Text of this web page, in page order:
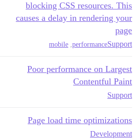
blocking CSS resources. This
causes a delay in rendering your
page
Support
performance
mobile
Poor performance on Largest
Contentful Paint
Support
Page load time optimizations
Development